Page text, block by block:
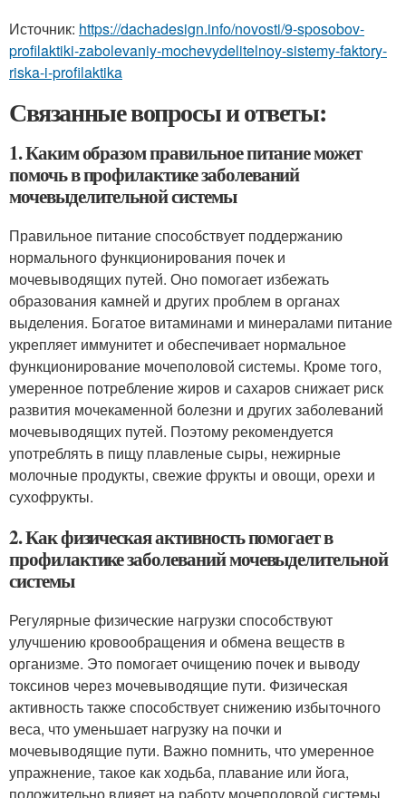
Источник: https://dachadesign.info/novosti/9-sposobov-
profilaktiki-zabolevaniy-mochevydelitelnoy-sistemy-faktory-
riska-i-profilaktika
Связанные вопросы и ответы:
1. Каким образом правильное питание может
помочь в профилактике заболеваний
мочевыделительной системы
Правильное питание способствует поддержанию
нормального функционирования почек и
мочевыводящих путей. Оно помогает избежать
образования камней и других проблем в органах
выделения. Богатое витаминами и минералами питание
укрепляет иммунитет и обеспечивает нормальное
функционирование мочеполовой системы. Кроме того,
умеренное потребление жиров и сахаров снижает риск
развития мочекаменной болезни и других заболеваний
мочевыводящих путей. Поэтому рекомендуется
употреблять в пищу плавленые сыры, нежирные
молочные продукты, свежие фрукты и овощи, орехи и
сухофрукты.
2. Как физическая активность помогает в
профилактике заболеваний мочевыделительной
системы
Регулярные физические нагрузки способствуют
улучшению кровообращения и обмена веществ в
организме. Это помогает очищению почек и выводу
токсинов через мочевыводящие пути. Физическая
активность также способствует снижению избыточного
веса, что уменьшает нагрузку на почки и
мочевыводящие пути. Важно помнить, что умеренное
упражнение, такое как ходьба, плавание или йога,